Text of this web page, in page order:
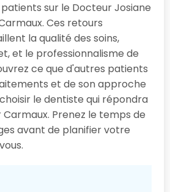
sur le Docteur Josiane
Ces retours
la qualité des soins,
et le professionnalisme de
ce que d'autres patients
et de son approche
le dentiste qui répondra
Prenez le temps de
avant de planifier votre